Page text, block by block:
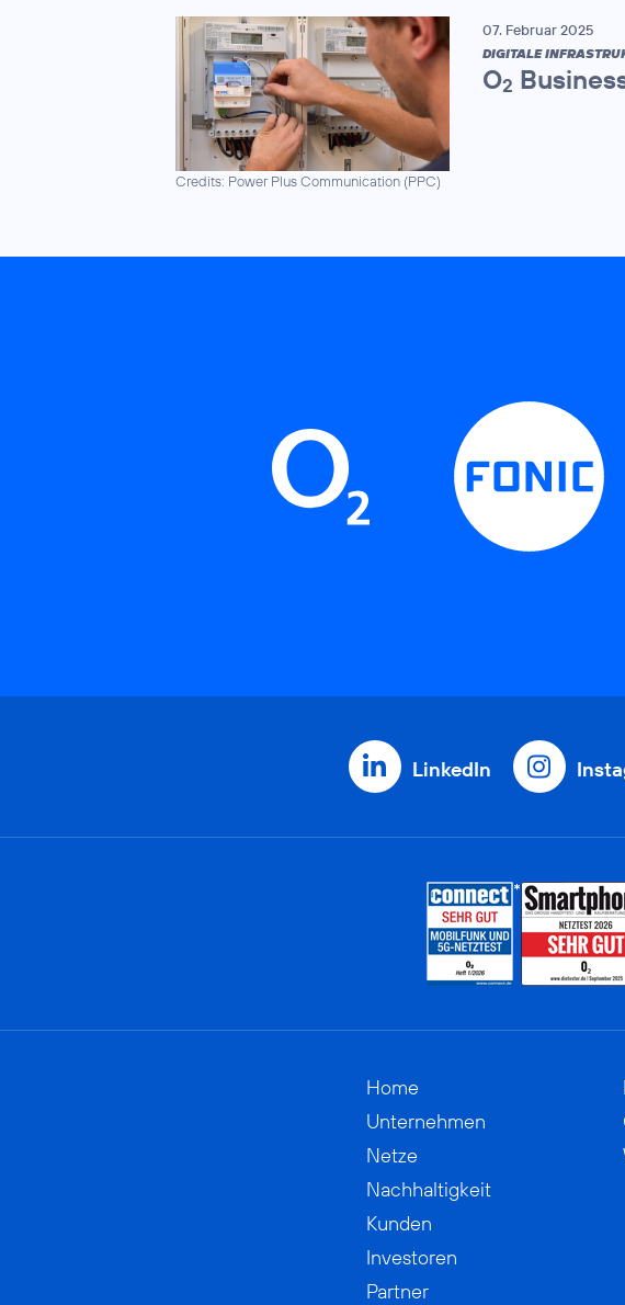
Credits: Power Plus Communication (PPC)
07. Februar 2025
DIGITALE
O2
LinkedIn
Home
Unternehmen
Netze
Nachhaltigkeit
Kunden
Investoren
Partner